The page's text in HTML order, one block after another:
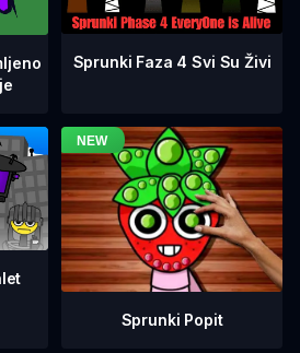
Sprunki Faza 4 Svi Su Živi
Sprunki Popit